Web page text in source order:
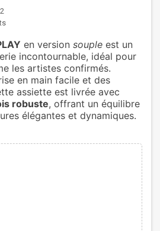
en version souple est un
incontournable, idéal pour
les artistes confirmés.
en main facile et des
assiette est livrée avec
robuste, offrant un équilibre
élégantes et dynamiques.